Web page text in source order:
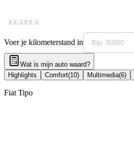
Voer je kilometerstand in
Wat is mijn auto waard?
Highlights
Comfort(10) Multimedia(6)
Fiat Tipo